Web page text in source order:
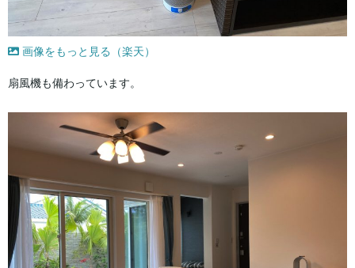
画像をもっと見る（楽天）
扇風機も備わっています。